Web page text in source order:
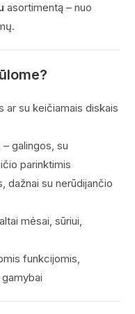
asortimentą – nuo
ar su keičiamais diskais
– galingos, su
parinktimis
dažnai su nerūdijančio
mėsai, sūriui,
funkcijomis,